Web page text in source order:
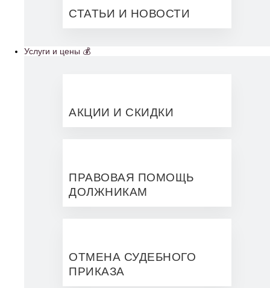
СТАТЬИ И НОВОСТИ
Услуги и цены 💰
АКЦИИ И СКИДКИ
ПРАВОВАЯ ПОМОЩЬ
ДОЛЖНИКАМ
ОТМЕНА СУДЕБНОГО
ПРИКАЗА